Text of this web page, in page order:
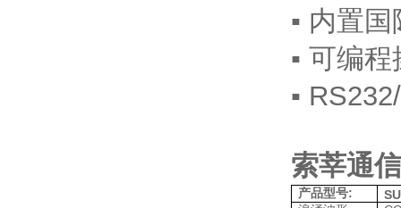
▪ 内置国
▪ 可编程
▪
索莘通
产品型号: